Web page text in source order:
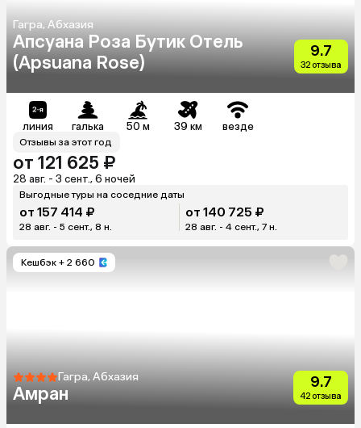
Гагра, Абхазия
Апсуана Роза Бутик Отель
(Apsuana Rose)
9.7
32 отзыва
линия галька 50 м 39 км везде
Отзывы за этот год
от 121 625 ₽
28 авг. - 3 сент., 6 ночей
Выгодные туры на соседние даты
от 157 414 ₽
28 авг. - 5 сент., 8 н.
от 140 725 ₽
28 авг. - 4 сент., 7 н.
Кешбэк + 2 660
Гагра, Абхазия
Амран
9.7
42 отзыва